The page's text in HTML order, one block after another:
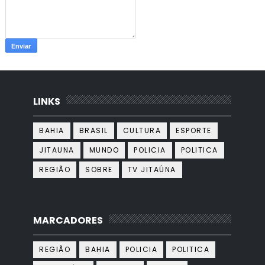
LINKS
BAHIA BRASIL CULTURA
ESPORTE
JITAUNA
MUNDO POLICIA
POLITICA
REGIÃO
SOBRE TV JITAÚNA
MARCADORES
REGIÃO BAHIA POLICIA
POLITICA